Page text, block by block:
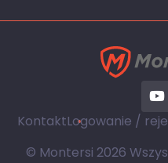
KontaktLogowanie /
© Montersi 2026